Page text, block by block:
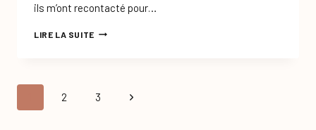
ils m’ont recontacté pour…
LIRE LA SUITEMARIAGE
NAVIGATION
DE
2 3
Page